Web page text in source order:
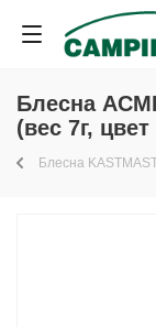
Блесна
(вес 7г, цвет
Блесна